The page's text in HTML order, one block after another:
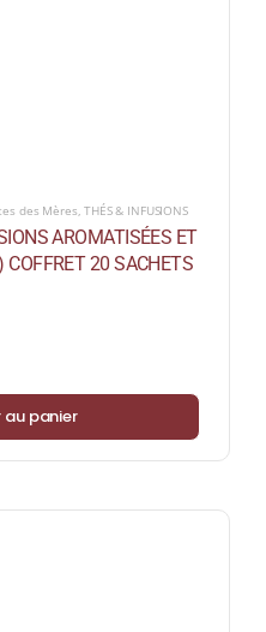
des Mères ,THÉS & INFUSIONS
AROMATISÉES ET
20 SACHETS
au panier